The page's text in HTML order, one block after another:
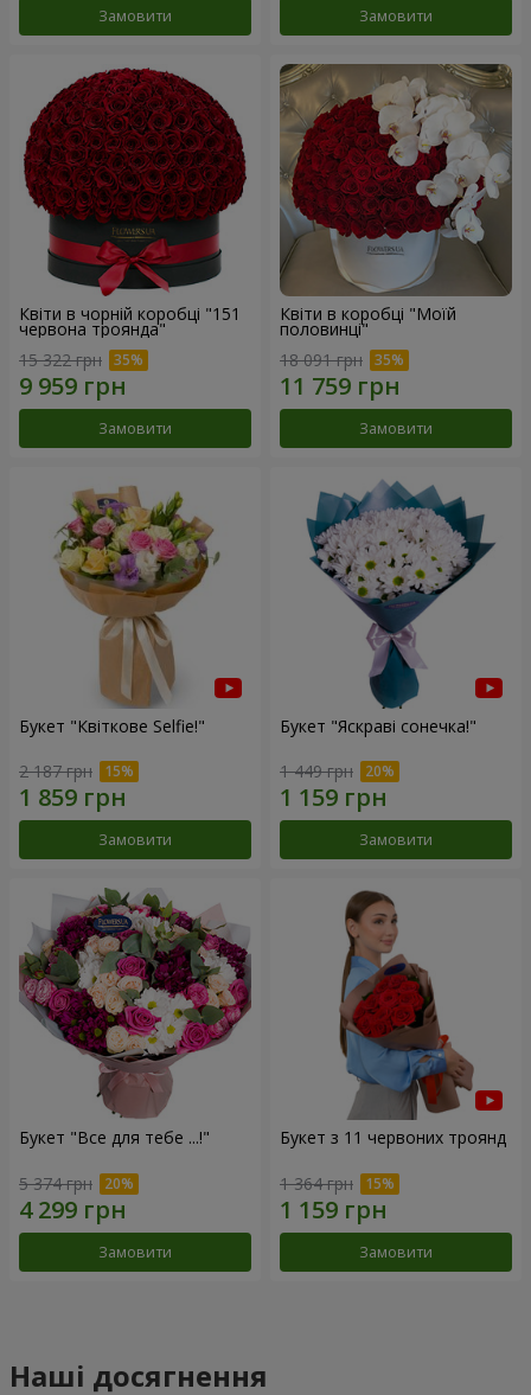
Замовити Замовити
Квіти в чорній коробці "151
червона троянда"
15 322 грн
Замовити
Квіти в коробці "Моїй
половинці"
18 091 грн
Замовити
Букет "Квіткове Selfie!"
2 187 грн
Замовити
Букет "Яскраві сонечка!"
1 449 грн
Замовити
Букет "Все для тебе ...!"
5 374 грн
Замовити
Букет з 11 червоних троянд
1 364 грн
Замовити
Наші досягнення